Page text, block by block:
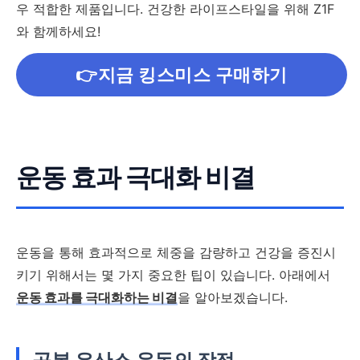
우 적합한 제품입니다. 건강한 라이프스타일을 위해 Z1F
와 함께하세요!
👉지금 킹스미스 구매하기
운동 효과 극대화 비결
운동을 통해 효과적으로 체중을 감량하고 건강을 증진시
키기 위해서는 몇 가지 중요한 팁이 있습니다. 아래에서
운동 효과를 극대화하는 비결을 알아보겠습니다.